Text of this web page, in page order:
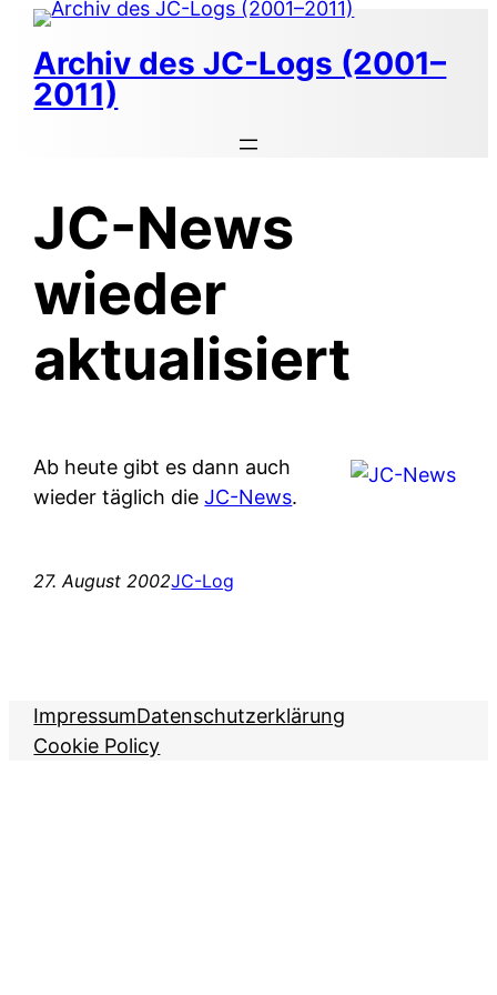
Zum
Inhalt
springen
Archiv des JC-Logs (2001–
2011)
JC-News
wieder
aktualisiert
Ab heute gibt es dann auch
wieder täglich dieJC-News.
27. August 2002JC-Log
ImpressumDatenschutzerklärung
Cookie Policy